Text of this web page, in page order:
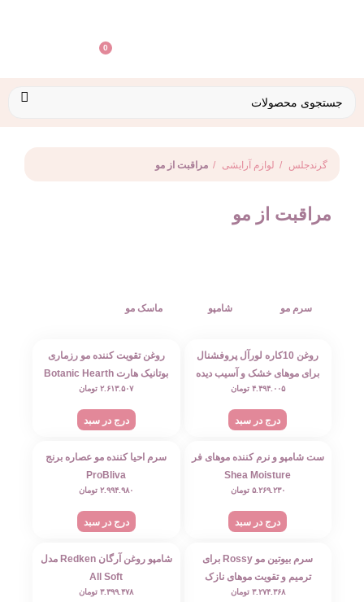
0
گرندجلس لوازم آرایشی مراقبت از مو
مراقبت از مو
سرم مو شامپو ماسک مو
روغن 10کاره لورآل پروفشنال
برای موهای خشک و آسیب دیده
L’Oreal
۴.۴۹۴.۰۰۵ تومان
درج در سبد
روغن تقویت‌ کننده مو رزماری
بوتانیک هارت Botanic Hearth
۲.۶۱۳.۵۰۷ تومان
درج در سبد
ست شامپو و نرم کننده موهای فر
Shea Moisture
۵.۲۶۹.۲۳۰ تومان
درج در سبد
سرم احیا کننده مو عصاره برنج
ProBliva
۲.۹۹۴.۹۸۰ تومان
درج در سبد
سرم بیوتین مو Rossy برای
ترمیم و تقویت موهای نازک
۳.۲۷۴.۳۶۸ تومان
شامپو روغن آرگان Redken مدل
All Soft
۳.۳۹۹.۴۷۸ تومان